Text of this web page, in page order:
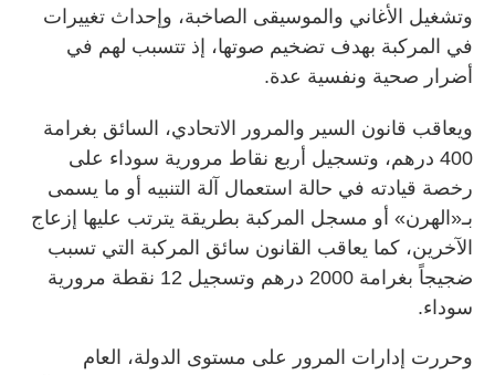
وتشغيل الأغاني والموسيقى الصاخبة، وإحداث تغييرات
في المركبة بهدف تضخيم صوتها، إذ تتسبب لهم في
أضرار صحية ونفسية عدة.
ويعاقب قانون السير والمرور الاتحادي، السائق بغرامة
400 درهم، وتسجيل أربع نقاط مرورية سوداء على
رخصة قيادته في حالة استعمال آلة التنبيه أو ما يسمى
بـ«الهرن» أو مسجل المركبة بطريقة يترتب عليها إزعاج
الآخرين، كما يعاقب القانون سائق المركبة التي تسبب
ضجيجاً بغرامة 2000 درهم وتسجيل 12 نقطة مرورية
سوداء.
وحررت إدارات المرور على مستوى الدولة، العام